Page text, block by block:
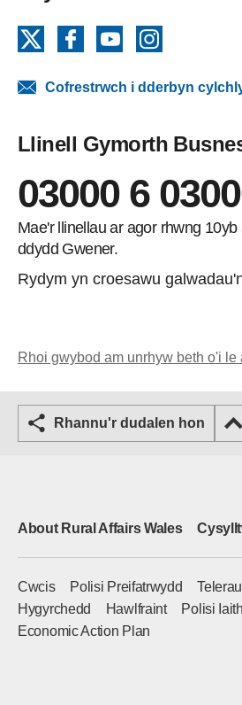
FacebookYouTube
Cofrestrwch i dderbyn
Llinell Gymorth
03000 6
Mae'r llinellau ar agor rhwng
ddydd Gwener.
Rydym yn croesawu
Rhoi gwybod am unrhyw beth o'i le
Rhannu'r dudalen hon
About Rural Affairs Wales
Cwcis Polisi Preifatrwydd
Hygyrchedd
Hawlfraint
Polisi
Economic Action Plan